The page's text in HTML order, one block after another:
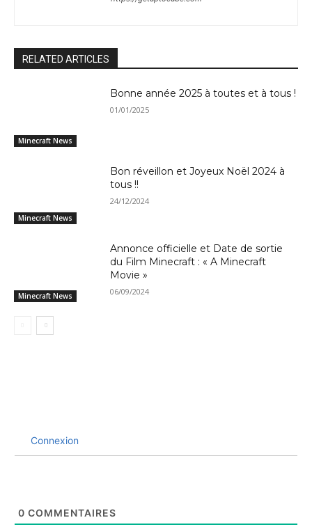
RELATED ARTICLES
Minecraft News
Bonne année 2025 à toutes et à tous !
01/01/2025
Minecraft News
Bon réveillon et Joyeux Noël 2024 à
tous !!
24/12/2024
Minecraft News
Annonce officielle et Date de sortie
du Film Minecraft : « A Minecraft
Movie »
06/09/2024
Connexion
0 COMMENTAIRES